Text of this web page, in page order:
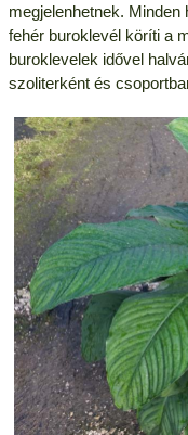
megjelenhetnek.
fehér buroklevél köríti a
buroklevelek idővel
szoliterként és